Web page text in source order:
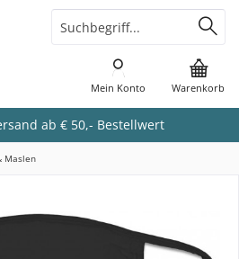
ab € 50,- Bestellwert
Warenkorb
Mein Konto
Maslen